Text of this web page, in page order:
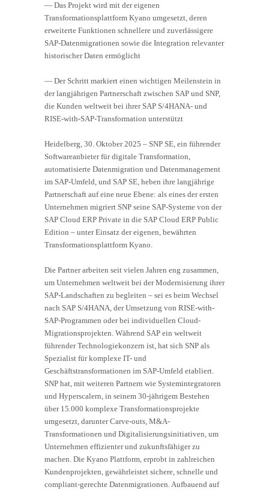
— Das Projekt wird mit der eigenen
Transformationsplattform Kyano umgesetzt, deren
erweiterte Funktionen schnellere und zuverlässigere
SAP-Datenmigrationen sowie die Integration relevanter
historischer Daten ermöglicht
— Der Schritt markiert einen wichtigen Meilenstein in
der langjährigen Partnerschaft zwischen SAP und SNP,
die Kunden weltweit bei ihrer SAP S/4HANA- und
RISE-with-SAP-Transformation unterstützt
Heidelberg, 30. Oktober 2025 – SNP SE, ein führender
Softwareanbieter für digitale Transformation,
automatisierte Datenmigration und Datenmanagement
im SAP-Umfeld, und SAP SE, heben ihre langjährige
Partnerschaft auf eine neue Ebene: als eines der ersten
Unternehmen migriert SNP seine SAP-Systeme von der
SAP Cloud ERP Private in die SAP Cloud ERP Public
Edition – unter Einsatz der eigenen, bewährten
Transformationsplattform Kyano.
Die Partner arbeiten seit vielen Jahren eng zusammen,
um Unternehmen weltweit bei der Modernisierung ihrer
SAP-Landschaften zu begleiten – sei es beim Wechsel
nach SAP S/4HANA, der Umsetzung von RISE-with-
SAP-Programmen oder bei individuellen Cloud-
Migrationsprojekten. Während SAP ein weltweit
führender Technologiekonzern ist, hat sich SNP als
Spezialist für komplexe IT- und
Geschäftstransformationen im SAP-Umfeld etabliert.
SNP hat, mit weiteren Partnern wie Systemintegratoren
und Hyperscalern, in seinem 30-jährigem Bestehen
über 15.000 komplexe Transformationsprojekte
umgesetzt, darunter Carve-outs, M&A-
Transformationen und Digitalisierungsinitiativen, um
Unternehmen effizienter und zukunftsfähiger zu
machen. Die Kyano Plattform, erprobt in zahlreichen
Kundenprojekten, gewährleistet sichere, schnelle und
compliant-gerechte Datenmigrationen. Aufbauend auf